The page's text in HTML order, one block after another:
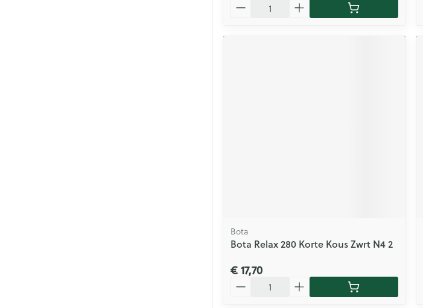
Bota
Bota Relax 280 Korte Kous Zwrt N4 2
€ 17,70